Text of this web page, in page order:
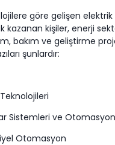
göre gelişen
kazanan kişiler, enerji
bakım ve geliştirme
şunlardır:
Sistemleri ve Otomasyon
Otomasyon